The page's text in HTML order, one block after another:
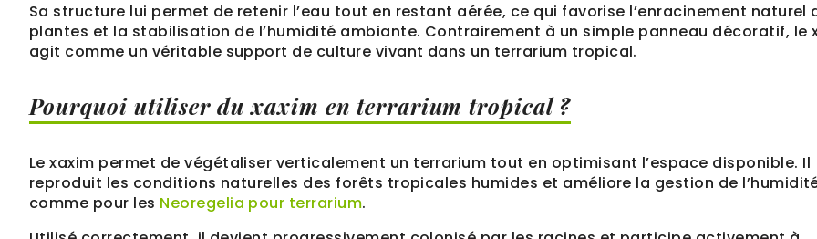
Sa structure lui permet de retenir l’eau tout en restant aérée, ce qui favorise l’enracinement naturel
plantes et la stabilisation de l’humidité ambiante. Contrairement à un simple panneau décoratif, le
agit comme un véritable support de culture vivant dans un terrarium tropical.
Pourquoi utiliser du xaxim en terrarium tropical ?
Le xaxim permet de végétaliser verticalement un terrarium tout en optimisant l’espace disponible. Il
reproduit les conditions naturelles des forêts tropicales humides et améliore la gestion de
comme pour les Neoregelia pour terrarium.